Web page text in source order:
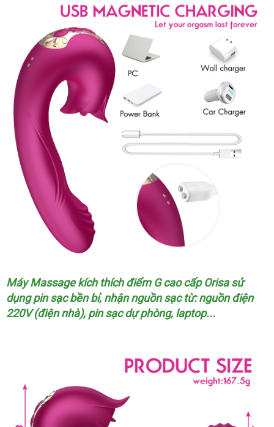
Máy Massage kích thích điểm G cao cấp Orisa sử
dụng pin sạc bền bỉThái
Lan
, nhận nguồn sạc từ: nguồn điện
220V (điện nhà)Úc
, pin sạc dự phòngthanh
, laptop...